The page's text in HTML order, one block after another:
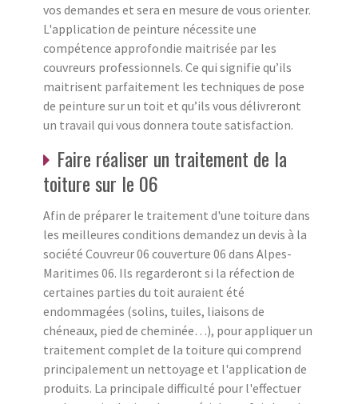
vos demandes et sera en mesure de vous orienter.
L'application de peinture nécessite une
compétence approfondie maitrisée par les
couvreurs professionnels. Ce qui signifie qu’ils
maitrisent parfaitement les techniques de pose
de peinture sur un toit et qu’ils vous délivreront
un travail qui vous donnera toute satisfaction.
Faire réaliser un traitement de la
toiture sur le 06
Afin de préparer le traitement d'une toiture dans
les meilleures conditions demandez un devis à la
société Couvreur 06 couverture 06 dans Alpes-
Maritimes 06. Ils regarderont si la réfection de
certaines parties du toit auraient été
endommagées (solins, tuiles, liaisons de
chéneaux, pied de cheminée…), pour appliquer un
traitement complet de la toiture qui comprend
principalement un nettoyage et l'application de
produits. La principale difficulté pour l'effectuer